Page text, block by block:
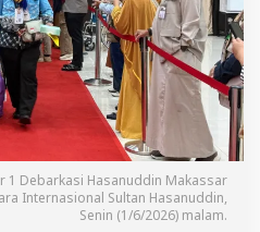
1 Debarkasi Hasanuddin Makassar
Internasional Sultan Hasanuddin,
Senin (1/6/2026) malam.